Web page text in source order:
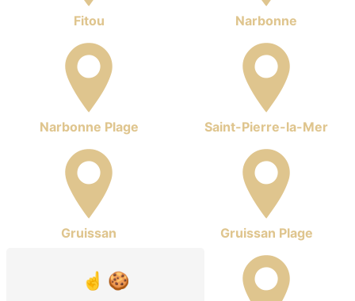
Fitou Narbonne
Narbonne Plage Saint-Pierre-la-Mer
Gruissan Gruissan Plage